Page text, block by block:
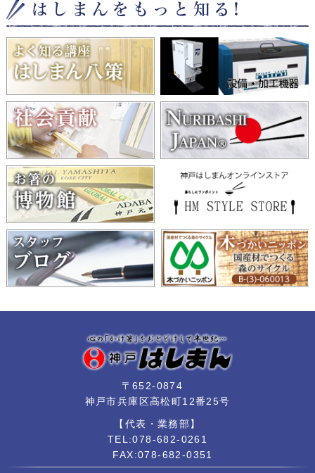
〒652-0874
神戸市兵庫区高松町12番25号
【代表・業務部】
TEL:078-682-0261
FAX:078-682-0351